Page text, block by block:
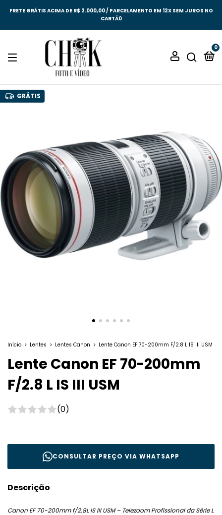
FRETE GRÁTIS ACIMA DE R$ 2.000,00 / PARCELAMENTO EM 12X SEM JUROS NO
CARTÃ0
0
GRÁTIS
Início > Lentes > Lentes Canon > Lente Canon EF 70-200mm F/2.8 L IS III USM
Lente Canon EF 70-200mm
F/2.8 L IS III USM
(0)
CONSULTAR PREÇO VIA WHATSAPP
Descrição
Canon EF 70-200mm f/2.8L IS III USM – Telezoom Profissional da Série L